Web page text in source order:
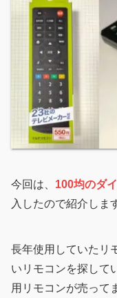
今回は、 100均のダ
入したので紹介しま
長年使用していたリ
いリモコンを探して
用リモコンが売って